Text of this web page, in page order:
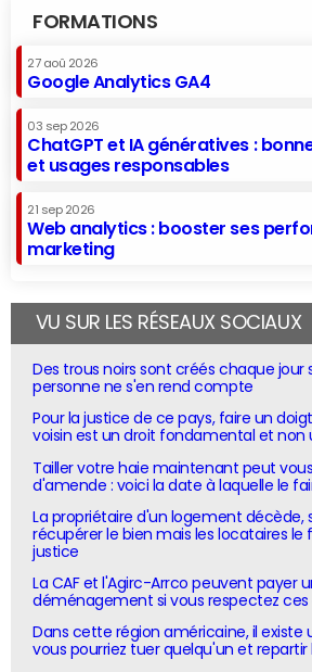
FORMATIONS
27 aoû 2026
Google Analytics GA4
03 sep 2026
ChatGPT et IA génératives :
et usages responsables
21 sep 2026
Web analytics : booster ses
marketing
VU SUR LES RÉSEAUX SOCIAUX
Des trous noirs sont créés chaque jour
personne ne s'en rend compte
Pour la justice de ce pays, faire un
voisin est un droit fondamental et non
Tailler votre haie maintenant peut
d'amende : voici la date à laquelle le
La propriétaire d'un logement décède,
récupérer le bien mais les locataires
justice
La CAF et l'Agirc-Arrco peuvent payer
déménagement si vous respectez ces
Dans cette région américaine, il existe
vous pourriez tuer quelqu'un et repartir